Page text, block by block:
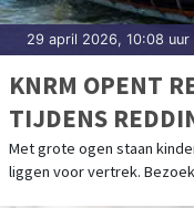
29 april 2026, 10:08 uur
KNRM OPENT
TIJDENS
BOOT OVER DE
NOOIT MEER"
Met grote ogen staan
liggen voor vertrek.